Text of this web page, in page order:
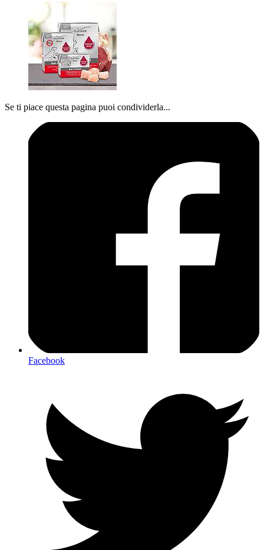
Se ti piace questa pagina puoi condividerla...
Facebook